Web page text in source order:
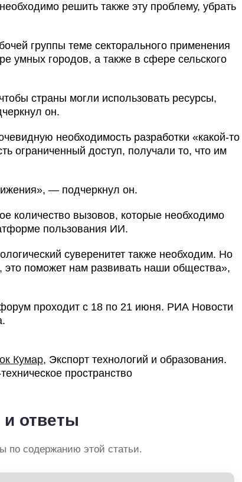
решить также эту проблему, убрать
группы теме секторального применения
умных городов, а также в сфере сельского
страны могли использовать ресурсы,
он.
необходимость разработки «какой-то
ограниченный доступ, получали то, что им
— подчеркнул он.
количество вызовов, которые необходимо
пользования ИИ.
суверенитет также необходим. Но
поможет нам развивать наши общества»,
проходит с 18 по 21 июня. РИА Новости
Кумар, Экспорт технологий и образования.
пространство
ответы
по содержанию этой статьи.